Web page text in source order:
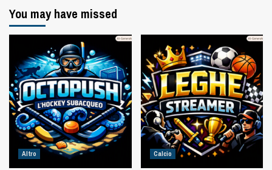
You may have missed
Altro Calcio